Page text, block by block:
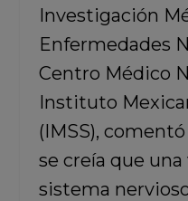
Investigación
Enfermedades
Centro Médico
Instituto
(IMSS),
se creía que
sistema